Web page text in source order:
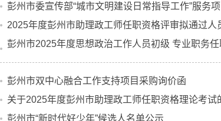
彭州市委宣传部“城市文明建设日常指导工作”服务
2025年度彭州市助理政工师任职资格评审拟通过人
彭州市2025年度思想政治工作人员初级 专业职务
彭州市双中心融合工作支持项目采购询价函
关于2025年度彭州市助理政工师任职资格理论考试
彭州市“新时代好少年”候选人名单公示